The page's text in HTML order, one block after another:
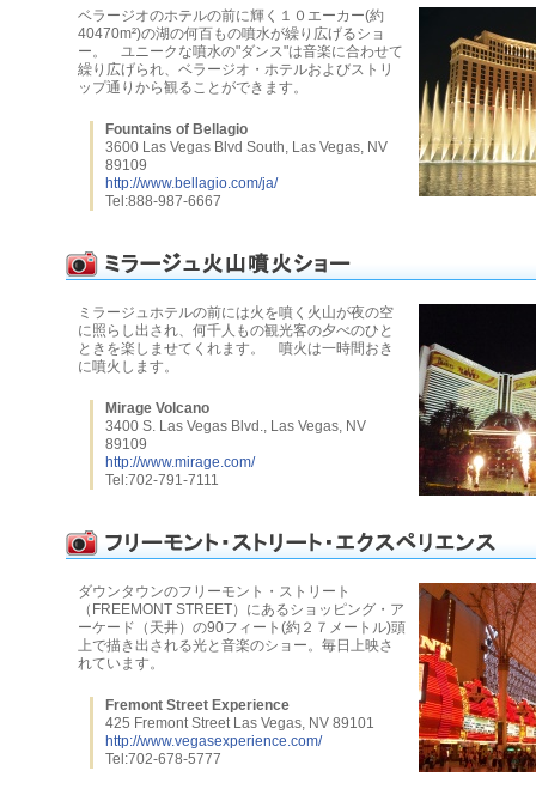
ベラージオのホテルの前に輝く１０エーカー(約
40470m²)の湖の何百もの噴水が繰り広げるショ
ー。 ユニークな噴水の"ダンス"は音楽に合わせて
繰り広げられ、ベラージオ・ホテルおよびストリ
ップ通りから観ることができます。
Fountains of Bellagio
3600 Las Vegas Blvd South, Las Vegas, NV
89109
http://www.bellagio.com/ja/
Tel:888-987-6667
ミラージュホテルの前には火を噴く火山が夜の空
に照らし出され、何千人もの観光客の夕べのひと
ときを楽しませてくれます。 噴火は一時間おき
に噴火します。
Mirage Volcano
3400 S. Las Vegas Blvd., Las Vegas, NV
89109
http://www.mirage.com/
Tel:702-791-7111
ダウンタウンのフリーモント・ストリート
（FREEMONT STREET）にあるショッピング・ア
ーケード（天井）の90フィート(約２７メートル)頭
上で描き出される光と音楽のショー。毎日上映さ
れています。
Fremont Street Experience
425 Fremont Street Las Vegas, NV 89101
http://www.vegasexperience.com/
Tel:702-678-5777